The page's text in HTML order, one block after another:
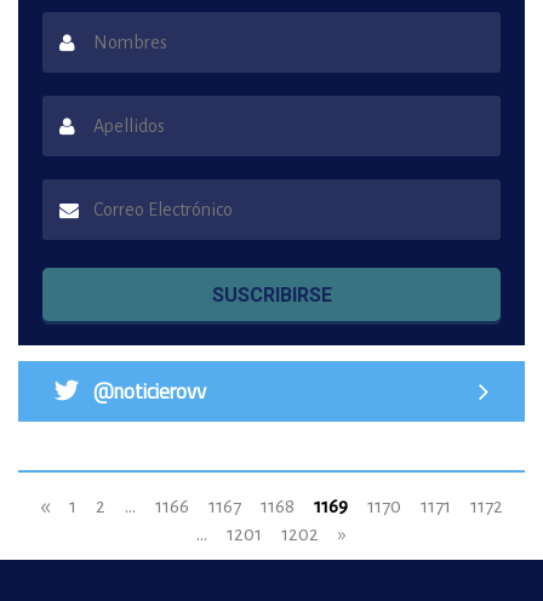
SUSCRIBIRSE
@noticierovv
« 1 2 ... 1166 1167 1168 1169 1170 1171
1172
...
1201 1202 »